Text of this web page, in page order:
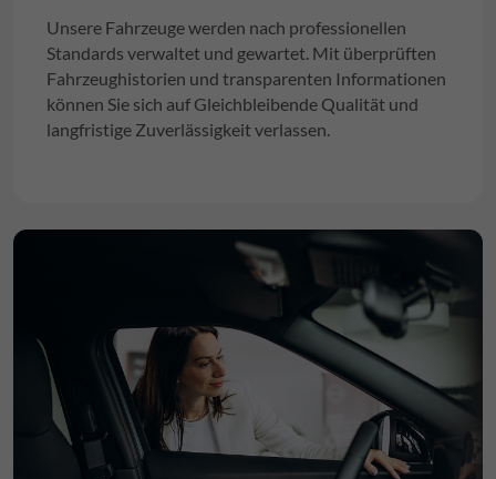
Unsere Fahrzeuge werden nach professionellen
Standards verwaltet und gewartet. Mit überprüften
Fahrzeughistorien und transparenten Informationen
können Sie sich auf Gleichbleibende Qualität und
langfristige Zuverlässigkeit verlassen.